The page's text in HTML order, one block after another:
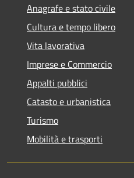
Anagrafe e stato civile
Cultura e tempo libero
Vita lavorativa
Imprese e Commercio
Appalti pubblici
Catasto e urbanistica
Turismo
Mobilità e trasporti